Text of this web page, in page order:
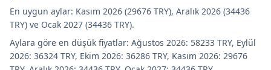
En uygun aylar: Kasım 2026 (29676 TRY), Aralık 2026 (34436
TRY) ve Ocak 2027 (34436 TRY).
Aylara göre en düşük fiyatlar: Ağustos 2026: 58233 TRY, Eylül
2026: 36324 TRY, Ekim 2026: 36286 TRY, Kasım 2026: 29676